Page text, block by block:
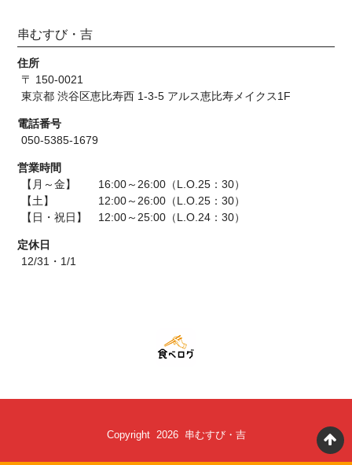
串むすび・吉
住所
〒 150-0021
東京都 渋谷区恵比寿西 1-3-5 アルス恵比寿メイクス1F
電話番号
050-5385-1679
営業時間
【月～金】 16:00～26:00（L.O.25：30）
【土】 12:00～26:00（L.O.25：30）
【日・祝日】 12:00～25:00（L.O.24：30）
定休日
12/31・1/1
Copyright 2026 串むすび・吉